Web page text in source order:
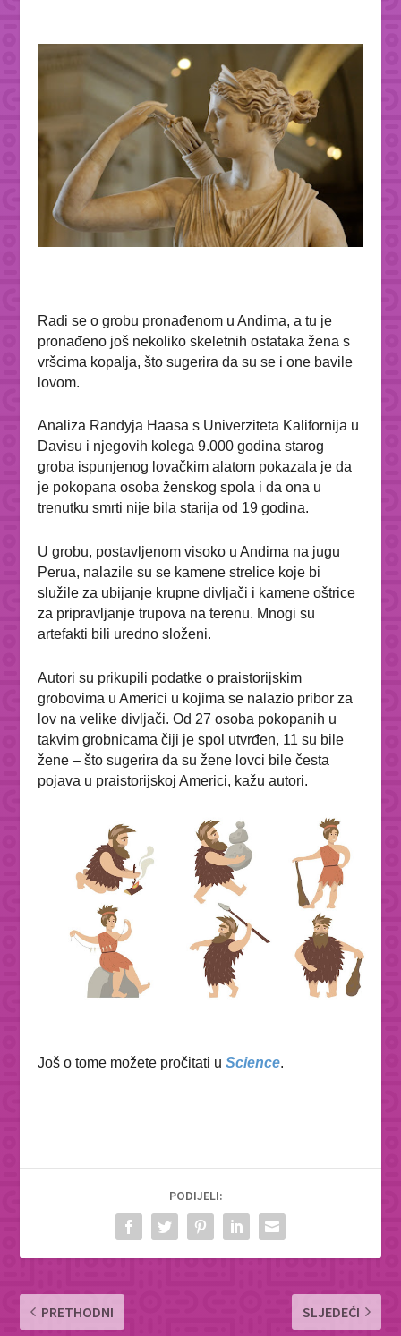
Radi se o grobu pronađenom u Andima, a tu je
pronađeno još nekoliko skeletnih ostataka žena s
vršcima kopalja, što sugerira da su se i one bavile
lovom.
Analiza Randyja Haasa s Univerziteta Kalifornija u
Davisu i njegovih kolega 9.000 godina starog
groba ispunjenog lovačkim alatom pokazala je da
je pokopana osoba ženskog spola i da ona u
trenutku smrti nije bila starija od 19 godina.
U grobu, postavljenom visoko u Andima na jugu
Perua, nalazile su se kamene strelice koje bi
služile za ubijanje krupne divljači i kamene oštrice
za pripravljanje trupova na terenu. Mnogi su
artefakti bili uredno složeni.
Autori su prikupili podatke o praistorijskim
grobovima u Americi u kojima se nalazio pribor za
lov na velike divljači. Od 27 osoba pokopanih u
takvim grobnicama čiji je spol utvrđen, 11 su bile
žene – što sugerira da su žene lovci bile česta
pojava u praistorijskoj Americi, kažu autori.
Još o tome možete pročitati uScience.
PODIJELI:
PRETHODNI SLJEDEĆI